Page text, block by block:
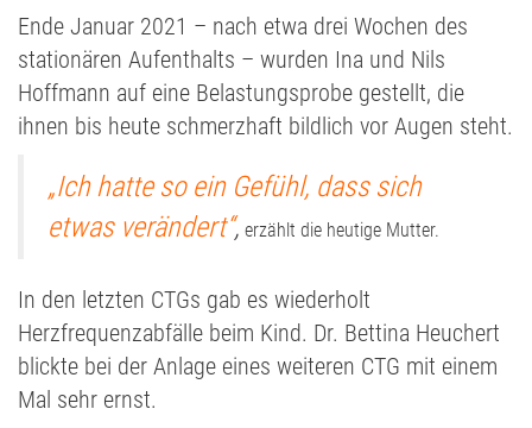
Ende Januar 2021 – nach etwa drei Wochen des
stationären Aufenthalts – wurden Ina und Nils
Hoffmann auf eine Belastungsprobe gestellt, die
ihnen bis heute schmerzhaft bildlich vor Augen steht.
„Ich hatte so ein Gefühl, dass sich
etwas verändert“, erzählt die heutige Mutter.
In den letzten CTGs gab es wiederholt
Herzfrequenzabfälle beim Kind. Dr. Bettina Heuchert
blickte bei der Anlage eines weiteren CTG mit einem
Mal sehr ernst.